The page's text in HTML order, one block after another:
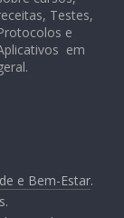
Testes,
e
em
e Bem-Estar.